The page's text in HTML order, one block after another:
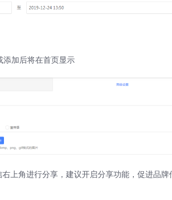
加后将在首页显示
上角进行分享，建议开启分享功能，促进品牌